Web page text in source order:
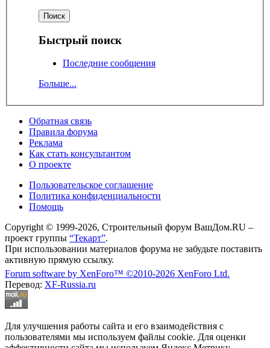
Быстрый поиск
Последние сообщения
Больше...
Обратная связь
Правила форума
Реклама
Как стать консультантом
О проекте
Пользовательское соглашение
Политика конфиденциальности
Помощь
Copyright © 1999-2026, Строительный форум ВашДом.RU –
проект группы “Текарт”.
При использовании материалов форума не забудьте поставить
активную прямую ссылку.
Forum software by XenForo™ ©2010-2026 XenForo Ltd.
Перевод: XF-Russia.ru
Для улучшения работы сайта и его взаимодействия с
пользователями мы используем файлы cookie. Для оценки